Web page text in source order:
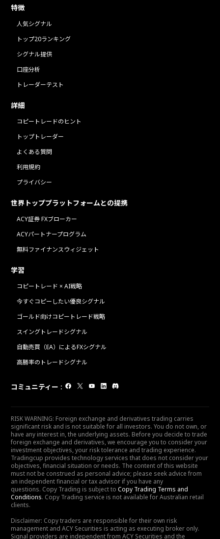
特徴
人気シグナル
トップ20ランキング
シグナル提供
口座分析
トレーダーテスト
詳細
コピートレードのヒント
トップトレーダー
よくある質問
利用規約
プライバシー
世界トッププラットフォームとの提携
ACY証券 FXブローカー
ACYパートナープログラム
無料ファイナンスウィジェット
学習
コピートレード × AI戦略
今すぐコピーしたい優良シグナル
ゴールド向けコピートレード戦略
スイングトレードシグナル
自動売買（EA）によるFXシグナル
高勝率のトレードシグナル
コミュニティー :
RISK WARNING: Foreign exchange and derivatives trading carries
significant risk and is not suitable for all investors. You do not own, or
have any interest in, the underlying assets. Before you decide to trade
foreign exchange and derivatives, we encourage you to consider your
investment objectives, your risk tolerance and trading experience.
Tradingcup provides technology services that does not consider your
objectives, financial situation or needs. The content of this website
must not be construed as personal advice; please seek advice from
an independent financial or tax advisor if you have any
questions. Copy Trading is subject to Copy Trading Terms and
Conditions. Copy Trading service is not available for Australian retail
clients.
Disclaimer: Copy traders are responsible for their own risk
management and ACY Securities is acting as executing broker only.
Signal providers are independent from ACY Securities and the